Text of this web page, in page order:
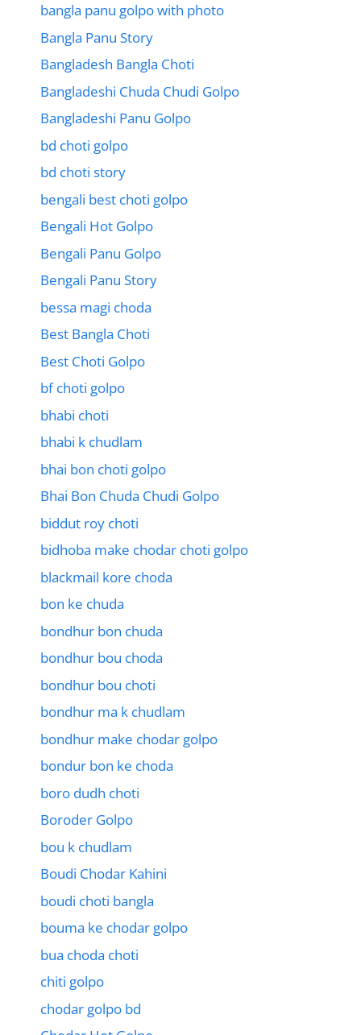
bangla panu golpo with photo
Bangla Panu Story
Bangladesh Bangla Choti
Bangladeshi Chuda Chudi Golpo
Bangladeshi Panu Golpo
bd choti golpo
bd choti story
bengali best choti golpo
Bengali Hot Golpo
Bengali Panu Golpo
Bengali Panu Story
bessa magi choda
Best Bangla Choti
Best Choti Golpo
bf choti golpo
bhabi choti
bhabi k chudlam
bhai bon choti golpo
Bhai Bon Chuda Chudi Golpo
biddut roy choti
bidhoba make chodar choti golpo
blackmail kore choda
bon ke chuda
bondhur bon chuda
bondhur bou choda
bondhur bou choti
bondhur ma k chudlam
bondhur make chodar golpo
bondur bon ke choda
boro dudh choti
Boroder Golpo
bou k chudlam
Boudi Chodar Kahini
boudi choti bangla
bouma ke chodar golpo
bua choda choti
chiti golpo
chodar golpo bd